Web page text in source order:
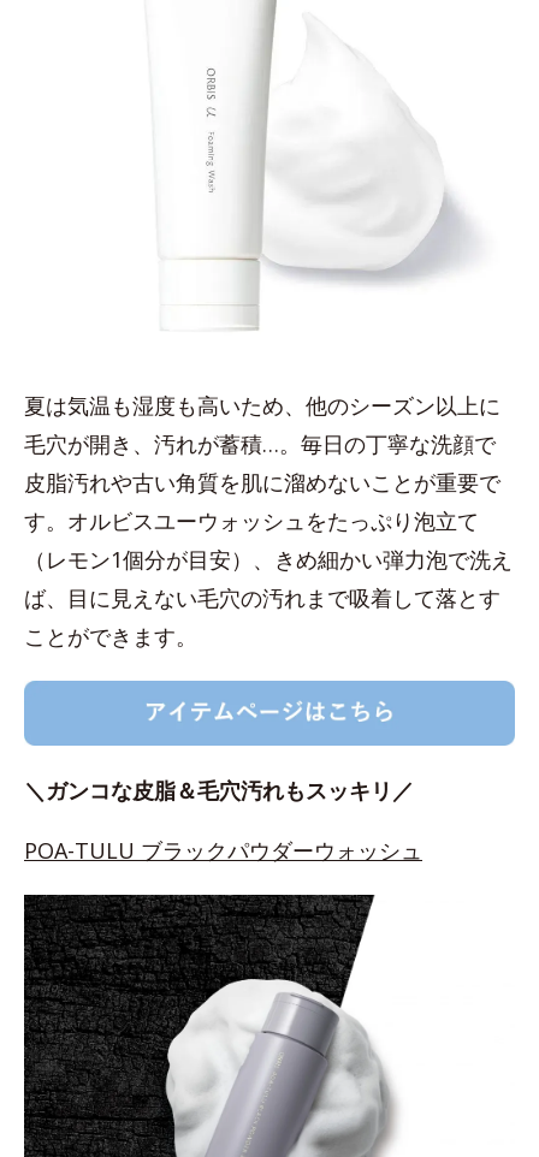
夏は気温も湿度も高いため、他のシーズン以上に
毛穴が開き、汚れが蓄積…。毎日の丁寧な洗顔で
皮脂汚れや古い角質を肌に溜めないことが重要で
す。オルビスユーウォッシュをたっぷり泡立て
（レモン1個分が目安）、きめ細かい弾力泡で洗え
ば、目に見えない毛穴の汚れまで吸着して落とす
ことができます。
＼ガンコな皮脂＆毛穴汚れもスッキリ／
POA-TULU ブラックパウダーウォッシュ